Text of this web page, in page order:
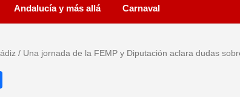
Andalucía y más allá Carnaval
/ Una jornada de la FEMP y Diputación aclara dudas